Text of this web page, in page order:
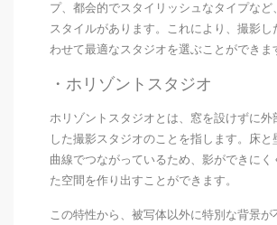
プ、都会的でスタイリッシュなタイプなど
スタイルがあります。これにより、撮影し
わせて最適なスタジオを選ぶことができま
・ホリゾントスタジオ
ホリゾントスタジオとは、窓を設けずに外
した撮影スタジオのことを指します。床と
曲線でつながっているため、影ができにく
た空間を作り出すことができます。
この特性から、被写体以外に特別な背景が